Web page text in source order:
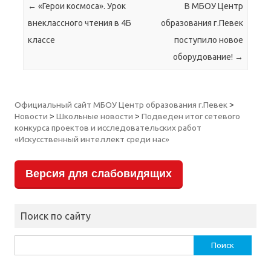
← «Герои космоса». Урок
внеклассного чтения в 4Б
классе
В МБОУ Центр
образования г.Певек
поступило новое
оборудование! →
Официальный сайт МБОУ Центр образования г.Певек>
Новости > Школьные новости > Подведен итог сетевого
конкурса проектов и исследовательских работ
«Искусственный интеллект среди нас»
Версия для слабовидящих
Поиск по сайту